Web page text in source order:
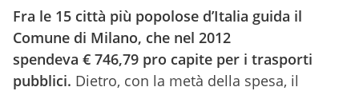
Fra le 15 città più popolose d’Italia guida il
Comune di Milano, che nel 2012
spendeva € 746,79 pro capite per i trasporti
pubblici. Dietro, con la metà della spesa, il